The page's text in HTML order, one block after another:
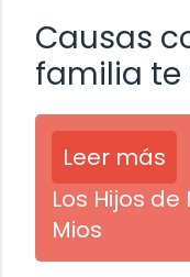
Causas
familia te
Leer más
Los Hijos de
Mios